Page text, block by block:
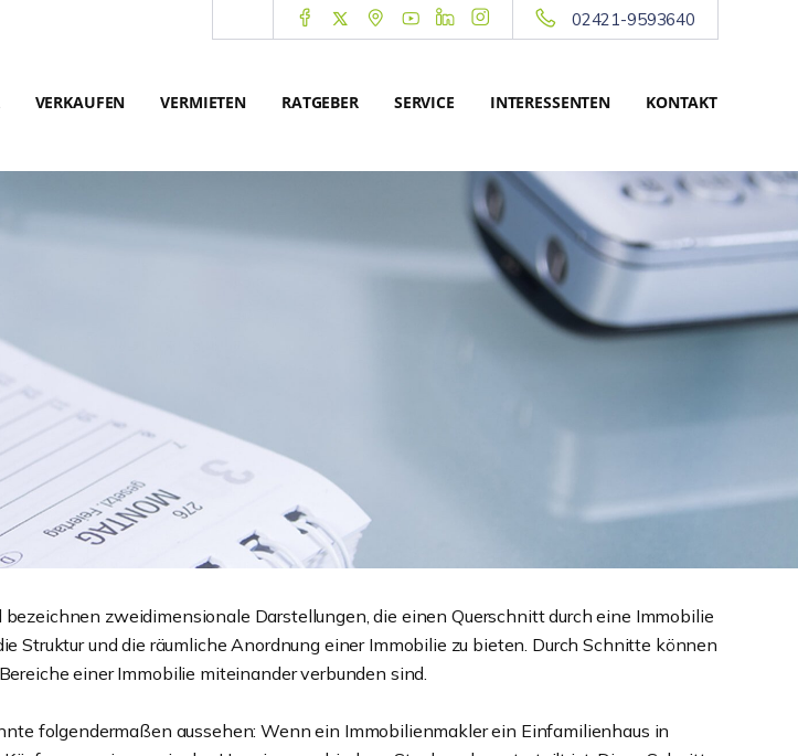
02421-9593640
VERKAUFEN VERMIETEN RATGEBER SERVICE INTERESSENTEN KONTAKT
zweidimensionale Darstellungen, die einen Querschnitt durch eine Immobilie
Struktur und die räumliche Anordnung einer Immobilie zu bieten. Durch Schnitte können
einer Immobilie miteinander verbunden sind.
folgendermaßen aussehen: Wenn ein Immobilienmakler ein Einfamilienhaus in